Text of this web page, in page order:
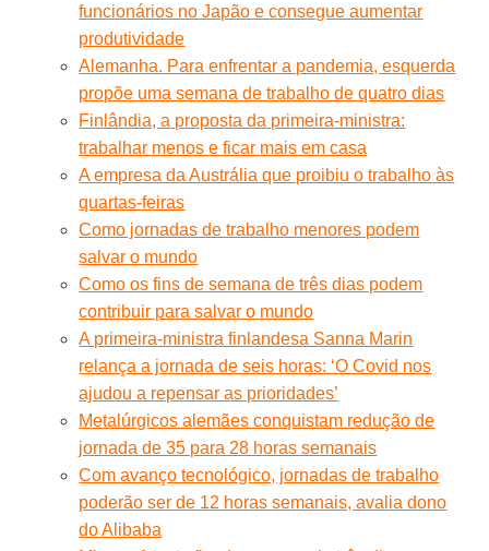
funcionários no Japão e consegue aumentar
produtividade
Alemanha. Para enfrentar a pandemia, esquerda
propõe uma semana de trabalho de quatro dias
Finlândia, a proposta da primeira-ministra:
trabalhar menos e ficar mais em casa
A empresa da Austrália que proibiu o trabalho às
quartas-feiras
Como jornadas de trabalho menores podem
salvar o mundo
Como os fins de semana de três dias podem
contribuir para salvar o mundo
A primeira-ministra finlandesa Sanna Marin
relança a jornada de seis horas: ‘O Covid nos
ajudou a repensar as prioridades’
Metalúrgicos alemães conquistam redução de
jornada de 35 para 28 horas semanais
Com avanço tecnológico, jornadas de trabalho
poderão ser de 12 horas semanais, avalia dono
do Alibaba